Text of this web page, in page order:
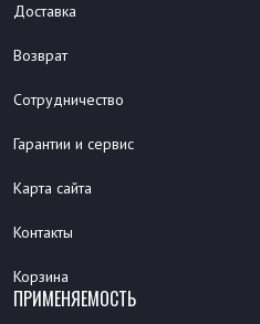
Доставка
Возврат
Сотрудничество
Гарантии и сервис
Карта сайта
Контакты
Корзина
ПРИМЕНЯЕМОСТЬ